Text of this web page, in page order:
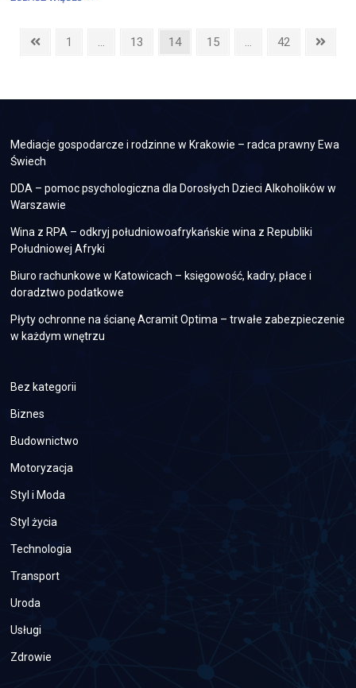
Stronicowanie
Previous
Page
1 … Page
13 Page
14 Page
15 … Page
42
Next
Mediacje gospodarcze i rodzinne w Krakowie – radca prawny Ewa
Świech
DDA – pomoc psychologiczna dla Dorosłych Dzieci Alkoholików w
Warszawie
Wina z RPA – odkryj południowoafrykańskie wina z Republiki
Południowej Afryki
Biuro rachunkowe w Katowicach – księgowość, kadry, płace i
doradztwo podatkowe
Płyty ochronne na ścianę Acramit Optima – trwałe zabezpieczenie
w każdym wnętrzu
Bez kategorii
Biznes
Budownictwo
Motoryzacja
Styl i Moda
Styl życia
Technologia
Transport
Uroda
Usługi
Zdrowie